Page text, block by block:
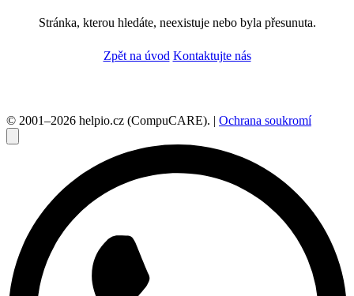
Stránka, kterou hledáte, neexistuje nebo byla přesunuta.
Zpět na úvod Kontaktujte nás
© 2001–2026 helpio.cz (CompuCARE). | Ochrana soukromí